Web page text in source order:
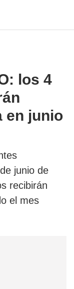
los 4
en junio
junio de
recibirán
el mes